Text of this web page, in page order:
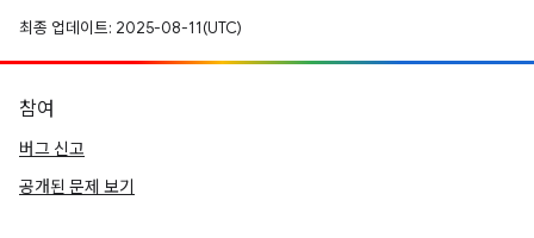
최종 업데이트: 2025-08-11(UTC)
참여
버그 신고
공개된 문제 보기